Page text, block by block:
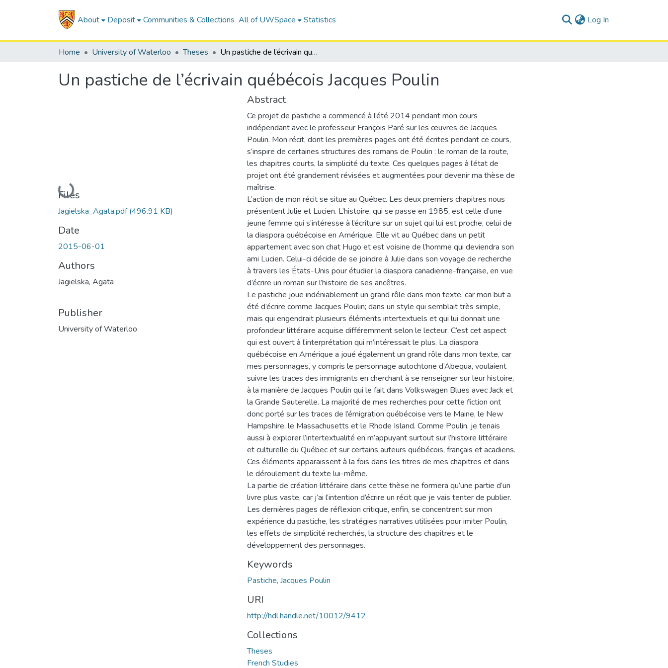
About Deposit Communities & Collections All of UWSpace Statistics Log In
Home University of Waterloo Theses Un pastiche de l’écrivain québécois Jacques Poulin
Un pastiche de l’écrivain québécois Jacques Poulin
Loading...
Files
Jagielska_Agata.pdf(496.91 KB)
Date
2015-06-01
Authors
Jagielska, Agata
Publisher
University of Waterloo
Abstract
Ce projet de pastiche a commencé à l’été 2014 pendant mon cours
indépendant avec le professeur François Paré sur les œuvres de Jacques
Poulin. Mon récit, dont les premières pages ont été écrites pendant ce cours,
s’inspire de certaines structures des romans de Poulin : le roman de la route,
les chapitres courts, la simplicité du texte. Ces quelques pages à l’état de
projet ont été grandement révisées et augmentées pour devenir ma thèse de
maîtrise.
L’action de mon récit se situe au Québec. Les deux premiers chapitres nous
présentent Julie et Lucien. L’histoire, qui se passe en 1985, est celle d’une
jeune femme qui s’intéresse à l’écriture sur un sujet qui lui est proche, celui de
la diaspora québécoise en Amérique. Elle vit au Québec dans un petit
appartement avec son chat Hugo et est voisine de l’homme qui deviendra son
ami Lucien. Celui-ci décide de se joindre à Julie dans son voyage de recherche
à travers les États-Unis pour étudier la diaspora canadienne-française, en vue
d’écrire un roman sur l’histoire de ses ancêtres.
Le pastiche joue indéniablement un grand rôle dans mon texte, car mon but a
été d’écrire comme Jacques Poulin; dans un style qui semblait très simple,
mais qui engendrait plusieurs éléments intertextuels et qui lui donnait une
profondeur littéraire acquise différemment selon le lecteur. C’est cet aspect
qui est ouvert à l’interprétation qui m’intéressait le plus. La diaspora
québécoise en Amérique a joué également un grand rôle dans mon texte, car
mes personnages, y compris le personnage autochtone d’Abequa, voulaient
suivre les traces des immigrants en cherchant à se renseigner sur leur histoire,
à la manière de Jacques Poulin qui le fait dans Volkswagen Blues avec Jack et
la Grande Sauterelle. La majorité de mes recherches pour cette fiction ont
donc porté sur les traces de l’émigration québécoise vers le Maine, le New
Hampshire, le Massachusetts et le Rhode Island. Comme Poulin, je tenais
aussi à explorer l’intertextualité en m’appuyant surtout sur l’histoire littéraire
et culturelle du Québec et sur certains auteurs québécois, français et acadiens.
Ces éléments apparaissent à la fois dans les titres de mes chapitres et dans
le déroulement du texte lui-même.
La partie de création littéraire dans cette thèse ne formera qu’une partie d’un
livre plus vaste, car j’ai l’intention d’écrire un récit que je vais tenter de publier.
Les dernières pages de réflexion critique, enfin, se concentrent sur mon
expérience du pastiche, les stratégies narratives utilisées pour imiter Poulin,
les effets de simplicité recherchés, la structure des chapitres et le
développement des personnages.
Keywords
Pastiche, Jacques Poulin
URI
http://hdl.handle.net/10012/9412
Collections
Theses
French Studies